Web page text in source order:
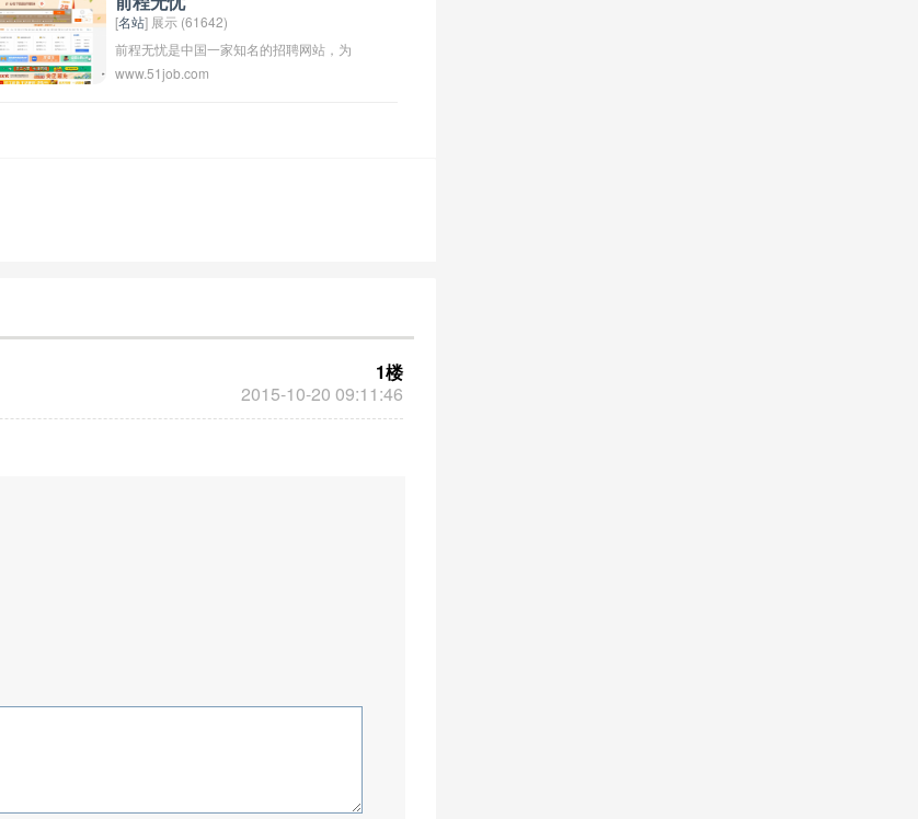
更多选择和更实惠的购物体验。
[名站] 展示 (61642)
前程无忧是中国一家知名的招聘网站，为
求职者和企业提供招聘信息和招聘服务。
www.51job.com
2015-10-20 09:11:46
1楼